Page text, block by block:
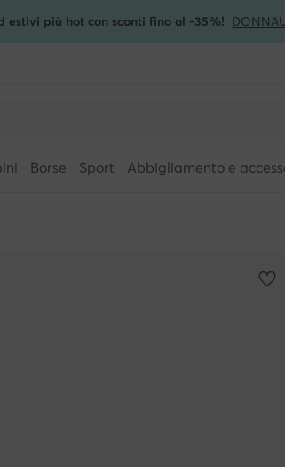
estivi più hot con sconti fino al -35%! DONNA
Borse Sport Abbigliamento e